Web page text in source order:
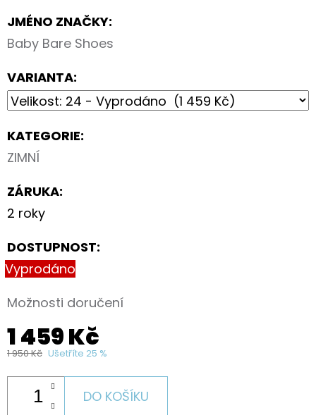
JMÉNO ZNAČKY:
Baby Bare Shoes
VARIANTA:
KATEGORIE:
ZIMNÍ
ZÁRUKA:
2 roky
DOSTUPNOST:
Vyprodáno
Možnosti doručení
1 459 Kč
1 950 Kč Ušetříte 25 %
DO KOŠÍKU